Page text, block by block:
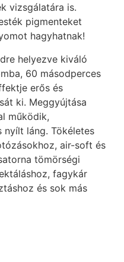
vizsgálatára is.
pigmenteket
hagyhatnak!
helyezve kiváló
60 másodperces
erős és
ki. Meggyújtása
működik,
nyílt láng. Tökéletes
air-soft és
tömörségi
fagykár
és sok más